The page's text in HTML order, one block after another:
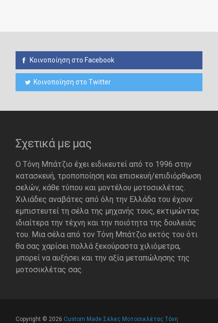
Κοινοποίηση στο Facebook
Κοινοποίηση στο Twitter
Σχετικά με μας
Ο Τόνη Μπάτζιο έχει ειδικευτεί από το 1996 στην
κατασκευή, τροποποίηση και επισκευή/επιδιόρθωση
σελών, κάθε τύπου και μοντέλου μοτοσικλέτας.
Χιλιάδες αναβάτες από όλη την Ελλάδα του έχουν
εμπιστευτεί τη σέλα της μηχανής τους, εκτιμώντας
ιδιαίτερα την τέχνη και την ποιότητα της δουλειάς
του. Μια σέλα από τον Τόνη Μπάτζιο εκτός του ότι
θα σας χαρίσει πολλά ξεκούραστα χιλιόμετρα,
μπορεί να αυξήσει και την αξία μεταπώλησης της
μοτοσικλέτας σας.
Copyright © 2026 Custom Made Σέλες Μοτοσικλέτας Τόνη